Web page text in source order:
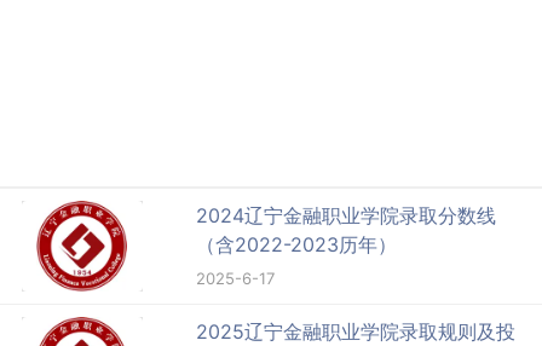
2024辽宁金融职业学院录取分数线
（含2022-2023历年）
2025-6-17
2025辽宁金融职业学院录取规则及投